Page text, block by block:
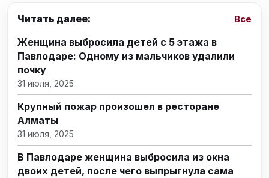
Читать далее: Все
Женщина выбросила детей с 5 этажа в
Павлодаре: Одному из мальчиков удалили
почку
31 июля, 2025
Крупный пожар произошел в ресторане
Алматы
31 июля, 2025
В Павлодаре женщина выбросила из окна
двоих детей, после чего выпрыгнула сама